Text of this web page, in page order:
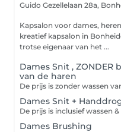
Guido Gezellelaan 28a,
Kapsalon voor dames, heren en kids. Al 38jaar
kreatief kapsalon in
trotse eigenaar van het ...
Dames Snit , ZONDER
van de haren
Dames Snit +
Dames Brushing